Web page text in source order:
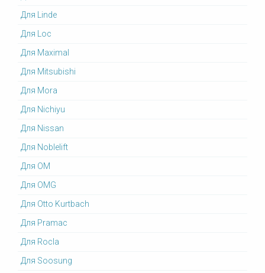
Для Linde
Для Loc
Для Maximal
Для Mitsubishi
Для Mora
Для Nichiyu
Для Nissan
Для Noblelift
Для OM
Для OMG
Для Otto Kurtbach
Для Pramac
Для Rocla
Для Soosung